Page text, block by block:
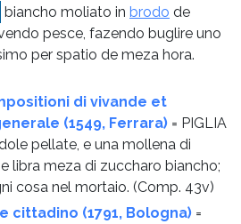
biancho moliato in brodo de
pesce, fazendo buglire uno
per spatio de meza hora.
di vivande et
(1549, Ferrara) = PIGLIA
pellate, e una mollena di
libra meza di zuccharo biancho;
cosa nel mortaio. (Comp. 43v)
cittadino (1791, Bologna) =